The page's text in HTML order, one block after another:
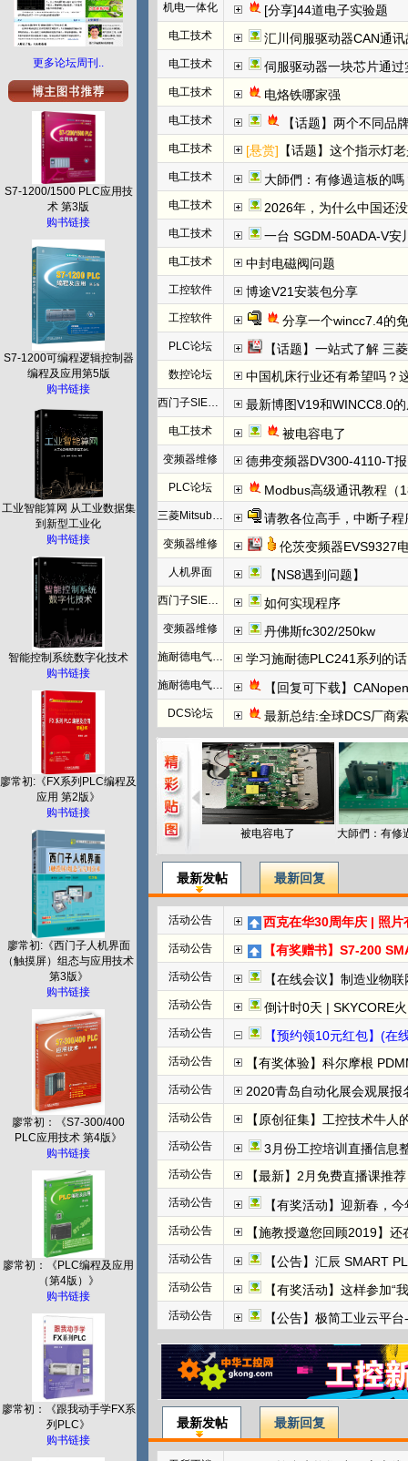
更多论坛周刊..
S7-1200/1500 PLC应用技
术 第3版
购书链接
S7-1200可编程逻辑控制器
编程及应用第5版
购书链接
工业智能算网 从工业数据集
到新型工业化
购书链接
智能控制系统数字化技术
购书链接
廖常初:《FX系列PLC编程及
应用 第2版》
购书链接
廖常初:《西门子人机界面
（触摸屏）组态与应用技术
第3版》
购书链接
廖常初：《S7-300/400
PLC应用技术 第4版》
购书链接
廖常初：《PLC编程及应用
（第4版）》
购书链接
廖常初：《跟我动手学FX系
列PLC》
购书链接
机电一体化 [分享]44道电子实验题
电工技术 汇川伺服驱动器CAN通讯
电工技术 伺服驱动器一块芯片通
电工技术 电烙铁哪家强
电工技术 【话题】两个不同品
电工技术 [悬赏] 【话题】这个指示灯
电工技术 大師們：有修過這板的
电工技术 2026年，为什么中国还
电工技术 一台 SGDM-50ADA-V安
电工技术 中封电磁阀问题
工控软件 博途V21安装包分享
工控软件 分享一个wincc7.4的
PLC论坛 【话题】一站式了解 三菱FX5U
数控论坛 中国机床行业还有希望吗？
西门子SIEMENS 最新博图V19和WINCC8.0
电工技术 被电容电了
变频器维修 德弗变频器DV300-4110-T报NFF故
PLC论坛 Modbus高级通讯教程（
三菱Mitsubishi 请教各位高手，中断子
变频器维修 伦茨变频器EVS9327
人机界面 【NS8遇到问题】
西门子SIEMENS 如何实现程序
变频器维修 丹佛斯fc302/250kw
施耐德电气PLC 学习施耐德PLC241系列的
施耐德电气PLC 【回复可下载】
DCS论坛 最新总结:全球DCS厂商
被电容电了
最新发帖 最新回复
活动公告 西克在华30周年庆 | 照片
活动公告 【有奖赠书】S7-200 SMART
活动公告 【在线会议】制造业物
活动公告 倒计时0天 | SKYCORE火山湖超级工厂全
活动公告 【预约领10元红包】(在线直播)福
活动公告 【有奖体验】科尔摩根
活动公告 2020青岛自动化展会观展报名
活动公告 【原创征集】工控技术牛
活动公告 3月份工控培训直播信息整
活动公告 【最新】2月免费直播课推
活动公告 【有奖活动】迎新春，
活动公告 【施教授邀您回顾2019】
活动公告 【公告】汇辰 SMART
活动公告 【有奖活动】这样参加“
活动公告 【公告】极简工业云平台-
最新发帖 最新回复